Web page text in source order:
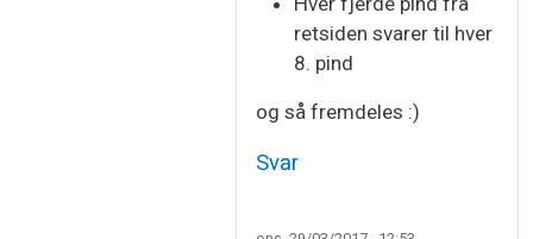
retsiden svarer til hver
8. pind
og så fremdeles :)
Svar